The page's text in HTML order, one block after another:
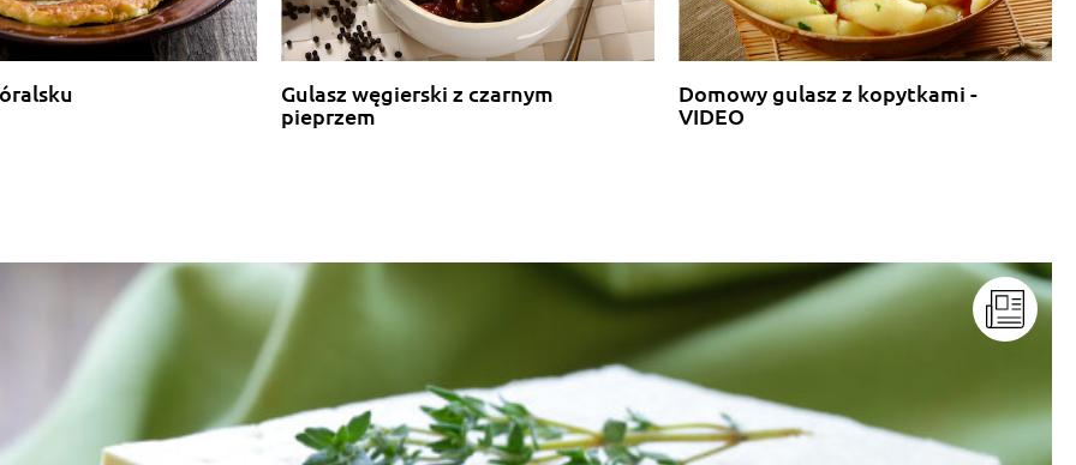
intensywny ale w tej wersji golabka z tym serem naprawde ciekawe
Odpowiedz
, z ryzem (brązowym) i miesem(mielonym z indyka-tak mi przypadło) i oczywiscie kapusta musi być włoska.
Odpowiedz
DZIECKA I NIE WIEM DLACZEGO.A W CZASIE WOJNY NIE RAZ TRZEBA BYŁO JEŚĆ.
Odpowiedz
Gulasz węgierski z czarnym
pieprzem
Domowy gulasz z kopytkami -
VIDEO